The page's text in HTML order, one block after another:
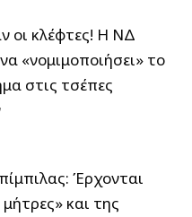
οι κλέφτες! Η ΝΔ
«νομιμοποιήσει» το
στις τσέπες
Έρχονται
και της